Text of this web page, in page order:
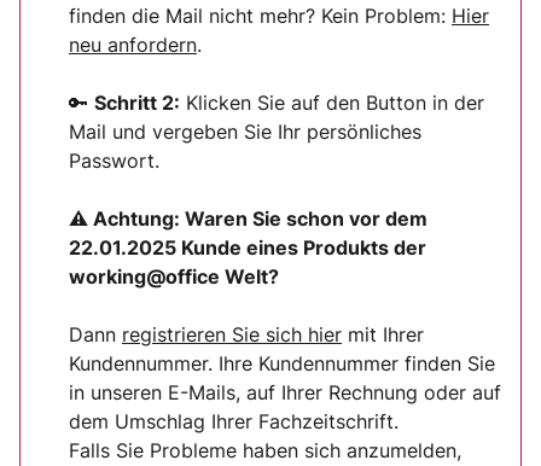
finden die Mail nicht mehr? Kein Problem: Hier
neu anfordern.
🔑 Schritt 2: Klicken Sie auf den Button in der
Mail und vergeben Sie Ihr persönliches
Passwort.
⚠ Achtung: Waren Sie schon vor dem
22.01.2025 Kunde eines Produkts der
working@office Welt?
Dann registrieren Sie sich hier mit Ihrer
Kundennummer. Ihre Kundennummer finden Sie
in unseren E-Mails, auf Ihrer Rechnung oder auf
dem Umschlag Ihrer Fachzeitschrift.
Falls Sie Probleme haben sich anzumelden,